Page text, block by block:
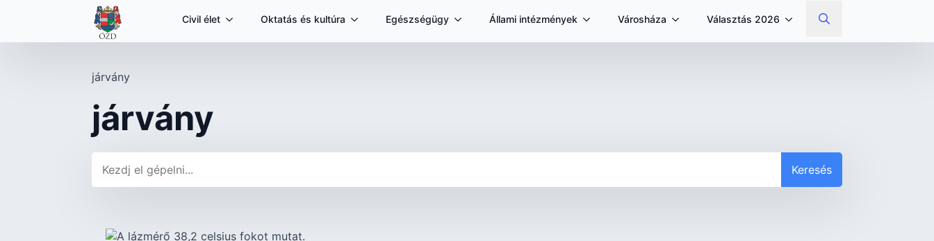
Civil élet Oktatás és kultúra Egészségügy Állami intézmények Városháza Választás 2026
Search
járvány
járvány
Keresés